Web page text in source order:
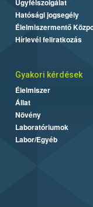
Ügyfélszolgálat
Hatósági jogsegély
Élelmiszermentő
Hírlevél feliratkozás
Gyakori kérdések
Élelmiszer
Állat
Növény
Laboratóriumok
Labor/Egyéb